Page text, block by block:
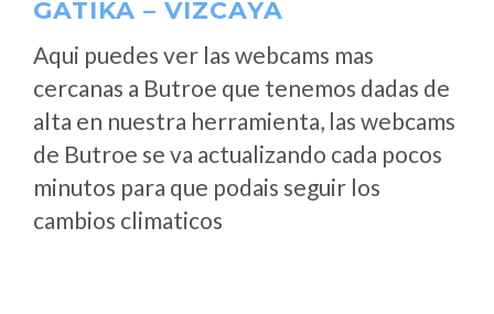
GATIKA – VIZCAYA
Aqui puedes ver las webcams mas
cercanas a Butroe que tenemos dadas de
alta en nuestra herramienta, las webcams
de Butroe se va actualizando cada pocos
minutos para que podais seguir los
cambios climaticos